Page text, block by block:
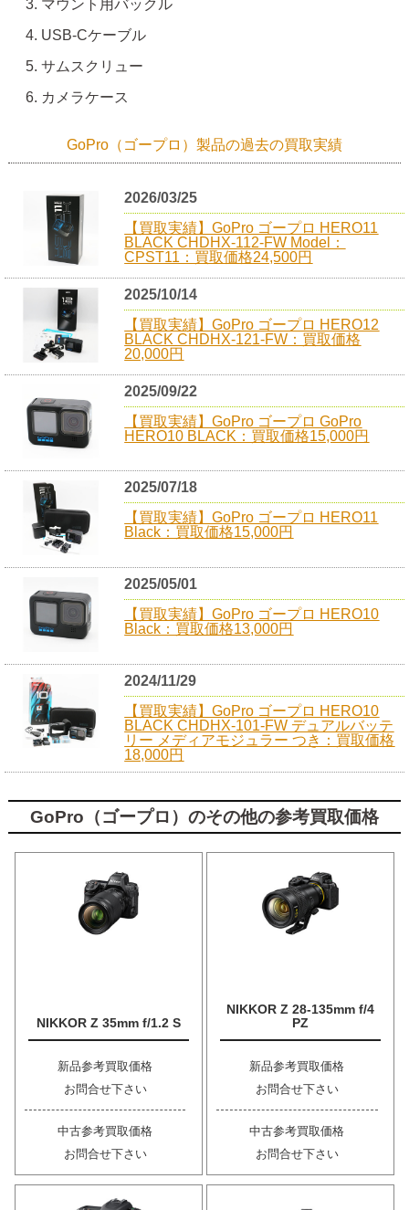
マウント用バックル
USB-Cケーブル
サムスクリュー
カメラケース
GoPro（ゴープロ）製品の過去の買取実績
2026/03/25
【買取実績】GoPro ゴープロ HERO11
BLACK CHDHX-112-FW Model：
CPST11：買取価格24,500円
2025/10/14
【買取実績】GoPro ゴープロ HERO12
BLACK CHDHX-121-FW：買取価格
20,000円
2025/09/22
【買取実績】GoPro ゴープロ GoPro
HERO10 BLACK：買取価格15,000円
2025/07/18
【買取実績】GoPro ゴープロ HERO11
Black：買取価格15,000円
2025/05/01
【買取実績】GoPro ゴープロ HERO10
Black：買取価格13,000円
2024/11/29
【買取実績】GoPro ゴープロ HERO10
BLACK CHDHX-101-FW デュアルバッテ
リー メディアモジュラー つき：買取価格
18,000円
GoPro（ゴープロ）のその他の参考買取価格
NIKKOR Z 35mm f/1.2 S
新品参考買取価格
お問合せ下さい
中古参考買取価格
お問合せ下さい
NIKKOR Z 28-135mm f/4
PZ
新品参考買取価格
お問合せ下さい
中古参考買取価格
お問合せ下さい